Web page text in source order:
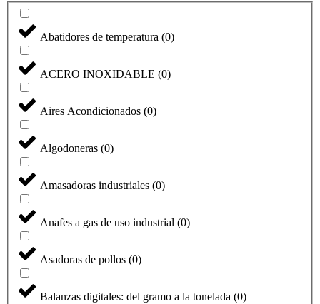
Abatidores de temperatura (0)
ACERO INOXIDABLE (0)
Aires Acondicionados (0)
Algodoneras (0)
Amasadoras industriales (0)
Anafes a gas de uso industrial (0)
Asadoras de pollos (0)
Balanzas digitales: del gramo a la tonelada (0)